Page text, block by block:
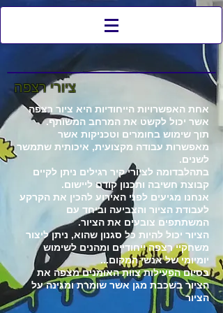
ציורי רצפה
אחת האפשרויות הייחודיות היא ציור רצפה
אשר יכול לקשט את המרחב המשותף.
תוך שימוש בחומרים וטכניקות אשר
מאפשרות עבודה מקצועית, איכותית שתמשר
לשנים.
בתהלבדומה לציורי קיר רגילים ניתן לקיים
קבוצת חשיבה ותכנון קודם ליישום.
אנחנו מגיעים לפני האירוע להכין את הקרקע
לעבודת הציור והצביעה וביחד עם
המשתתפים צובעים את הציור.
הציור יכול להיות כל סגנון שהוא, ניתן ליצור
משחקיי רצפה ייחודיים ומהנים לשימוש
יומיומי של אנשי המקום...
בסיום הפעילות צוות האומנים מצפה את
הציור בשכבת מגן אשר שומרת ומגינה על
הציור